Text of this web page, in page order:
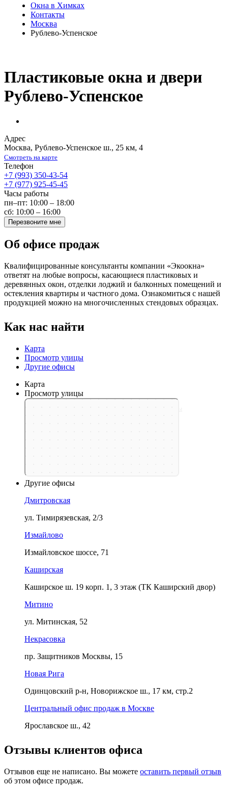
Окна в Химках
Контакты
Москва
Рублево-Успенское
Пластиковые окна и двери
Рублево-Успенское
Адрес
Москва, Рублево-Успенское ш., 25 км, 4
Смотреть на карте
Телефон
+7 (993) 350-43-54
+7 (977) 925-45-45
Часы работы
пн–пт: 10:00 – 18:00
сб: 10:00 – 16:00
Перезвоните мне
Об офисе продаж
Квалифицированные консультанты компании «Экоокна»
ответят на любые вопросы, касающиеся пластиковых и
деревянных окон, отделки лоджий и балконных помещений и
остекления квартиры и частного дома. Ознакомиться с нашей
продукцией можно на многочисленных стендовых образцах.
Как нас найти
Карта
Просмотр улицы
Другие офисы
Карта
Просмотр улицы
Яндекс Карты
Другие офисы
Дмитровская
ул. Тимирязевская, 2/3
Измайлово
Измайловское шоссе, 71
Каширская
Каширское ш. 19 корп. 1, 3 этаж (ТК Каширский двор)
Митино
ул. Митинская, 52
Некрасовка
пр. Защитников Москвы, 15
Новая Рига
Одинцовский р-н, Новорижское ш., 17 км, стр.2
Центральный офис продаж в Москве
Ярославское ш., 42
Отзывы клиентов офиса
Отзывов еще не написано. Вы можете оставить первый отзыв
об этом офисе продаж.